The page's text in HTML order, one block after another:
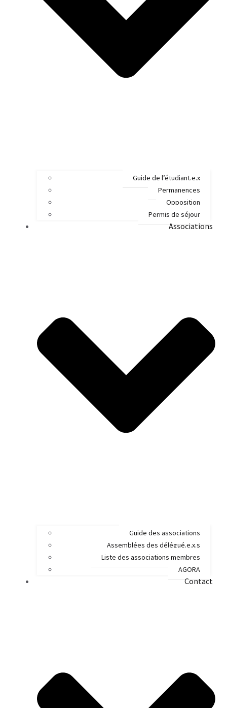
Guide de l’étudiant.e.x
Permanences
Opposition
Permis de séjour
Associations
Guide des associations
Assemblées des délégué.e.x.s
Liste des associations membres
AGORA
Contact